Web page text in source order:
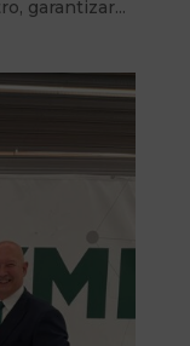
garantizar...